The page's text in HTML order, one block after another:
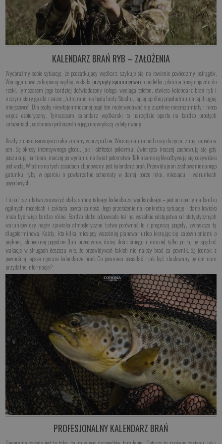
KALENDARZ BRAŃ RYB – ZAŁOŻENIA
Wyobraźmy sobie sytuację, że początkujący wędkarz szykuje się na łowienie powiedzmy pstrągów.
Wyciąga nowo zakupioną wędkę, wkłada przynęty spinningowedo pudełka, planuje trasę dojazdu do
rzeki. Tymczasem jego bardziej doświadczony kolega wyciąga telefon, otwiera kalendarz brań ryb i
niczym stary gazda rzecze: „Jutro rano nie będą brały Stachu, lepiej spróbuj popołudniu na tej drugiej
miejscówce”. Dla osoby niewtajemniczonej osąd ten może wydawać się zupełnie niezrozumiały i nieco
wręcz ezoteryczny. Tymczasem kalendarz wędkarski to narzędzie oparte na bardzo prostych
założeniach, co stanowi jednocześnie jego największą zaletę i wadę.
Każdy z nas obserwuje co roku zmiany w przyrodzie. Wiosną natura budzi się do życia, zimą zapada w
sen. Są okresy intensywnego głodu, jak i obfitości pokarmu. Zwierzęta inaczej zachowują się gdy
poszukują partnera, inaczej po wydaniu na świat potomstwa. Takie same cykle odbywają się oczywiście
pod wodą. Właśnie na tych zasadach zbudowany jest kalendarz brań. Przewiduje on zachowanie danego
gatunku ryby w oparciu o powtarzalne schematy w danej porze roku, miesiącu i warunkach
pogodowych.
I tu od razu łatwo zauważyć słabą stronę takiego kalendarza wędkarskiego – jest on oparty na bardzo
ogólnych modelach i zakłada powtarzalność. Jego przełożenie na konkretną sytuację i dane łowisko
może być więc bardzo różne. Bardzo słabo odpowiada też na wszelkie odstępstwa od statystycznych
warunków czy nagłe zjawiska atmosferyczne. Łatwo porównać to z prognozą pogody, zwłaszcza tą
długoterminową. Każdy, kto kilka miesięcy wcześniej planował urlop kierując się zapewnieniami o
pięknej, słonecznej pogodzie (lub przeciwnie, dużej ilości śniegu i mrozie) tylko po to, by spędzić
wakacje w strugach deszczu wie, że przewidywań takich nie należy brać za pewnik. Są jednak z
pewnością lepsze i gorsze kalendarze brań. Co powinien posiadać i jak być zbudowany by dał nam
przydatne informacje?
PROFESJONALNY KALENDARZ BRAŃ